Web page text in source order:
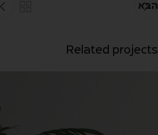
הבא
Related projects